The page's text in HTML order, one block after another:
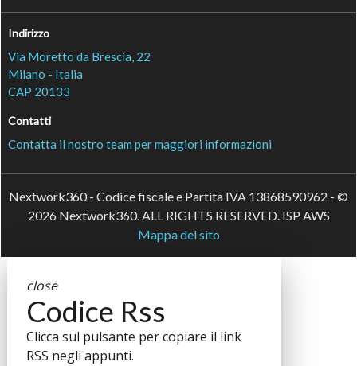
Indirizzo
Via Moretto da Brescia, 22
Milano - Italia
CAP 20133
Contatti
Contatta il nostro team per maggiori informazioni
Nextwork360 - Codice fiscale e Partita IVA 13868590962 - ©
2026 Nextwork360. ALL RIGHTS RESERVED. ISP AWS
Mappa del sito
close
Codice Rss
Clicca sul pulsante per copiare il link
RSS negli appunti.